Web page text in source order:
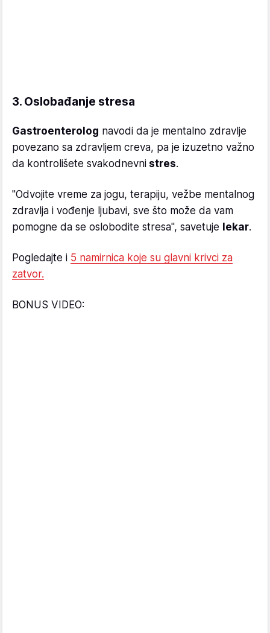
3. Oslobađanje stresa
Gastroenterolog navodi da je mentalno zdravlje
povezano sa zdravljem creva, pa je izuzetno važno
da kontrolišete svakodnevni stres.
"Odvojite vreme za jogu, terapiju, vežbe mentalnog
zdravlja i vođenje ljubavi, sve što može da vam
pomogne da se oslobodite stresa", savetuje lekar.
Pogledajte i 5 namirnica koje su glavni krivci za
zatvor.
BONUS VIDEO: